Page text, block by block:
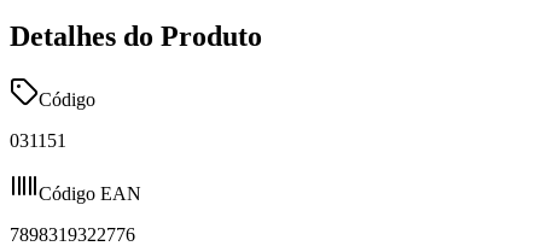
Detalhes do Produto
Código
031151
Código EAN
7898319322776